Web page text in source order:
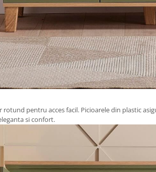
pentru acces facil. Picioarele din plastic
si confort.